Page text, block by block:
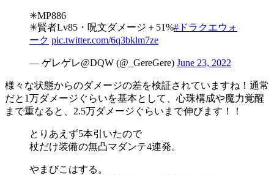
✳︎MP886
✳︎賢者Lv85・呪文ダメージ＋51%#ドラクエウォ
ーク pic.twitter.com/6q3bklm7ze
— ゲレゲレ@DQW (@_GereGere) June 23, 2022
様々な状態からのダメージの差を検証されていますね！通常
だと1万ダメージぐらいを基本として、心珠構成や魔力覚醒
まで重なると、2.5万ダメージぐらいまで伸びます！！
とりあえず5本引いたので
杖だけ装備の無凸マダンテ4連発。
やまびこはする。